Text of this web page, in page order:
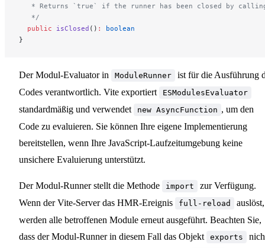
* Returns `true` if the runner has been closed by
   */
  public
isClosed () :
boolean
}
Der Modul-Evaluator in ModuleRunner
ist für die Ausführung
Codes verantwortlich. Vite exportiert
ESModulesEvaluator
standardmäßig und verwendet new AsyncFunction , um den
Code zu evaluieren. Sie können Ihre eigene Implementierung
bereitstellen, wenn Ihre JavaScript-Laufzeitumgebung keine
unsichere Evaluierung unterstützt.
Der Modul-Runner stellt die Methode import
zur Verfügung.
Wenn der Vite-Server das HMR-Ereignis
full-reload
auslöst,
werden alle betroffenen Module erneut ausgeführt. Beachten Sie,
dass der Modul-Runner in diesem Fall das Objekt
exports